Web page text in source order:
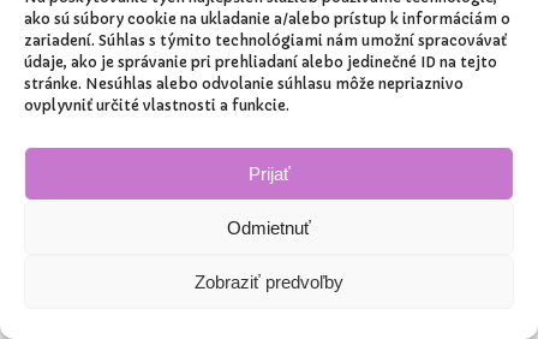
ako sú súbory cookie na ukladanie a/alebo prístup k informáciám o
zariadení. Súhlas s týmito technológiami nám umožní spracovávať
údaje, ako je správanie pri prehliadaní alebo jedinečné ID na tejto
stránke. Nesúhlas alebo odvolanie súhlasu môže nepriaznivo
ovplyvniť určité vlastnosti a funkcie.
Prijať
Odmietnuť
Zobraziť predvoľby